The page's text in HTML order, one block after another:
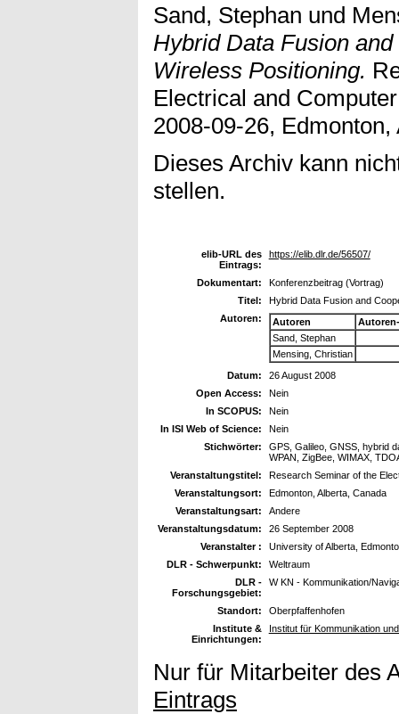
Sand, Stephan und
Hybrid Data Fusion
Wireless Positioning.
Electrical and
2008-09-26,
Dieses Archiv kann
stellen.
elib-URL des
Eintrags:
https://elib.dlr.de/56507/
Dokumentart:
Konferenzbeitrag (Vortrag)
Titel:
Hybrid Data Fusion and
Autoren:
Autoren
Sand, Stephan
Mensing, Christian
Datum:
26 August 2008
Open Access:
Nein
In SCOPUS:
Nein
In ISI Web of Science:
Nein
Stichwörter:
GPS, Galileo, GNSS, hybrid
WPAN, ZigBee, WIMAX,
Veranstaltungstitel:
Research Seminar of the
Veranstaltungsort:
Edmonton, Alberta, Canada
Veranstaltungsart:
Andere
Veranstaltungsdatum:
26 September 2008
Veranstalter :
University of Alberta,
DLR - Schwerpunkt:
Weltraum
DLR -
Forschungsgebiet:
W KN - Kommunikation/
Standort:
Oberpfaffenhofen
Institute &
Einrichtungen:
Institut für Kommunikation
Nur für Mitarbeiter des
Eintrags